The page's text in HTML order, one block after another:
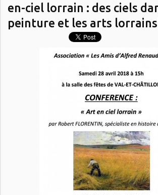
en-ciel lorrain : des ciels
peinture et les arts